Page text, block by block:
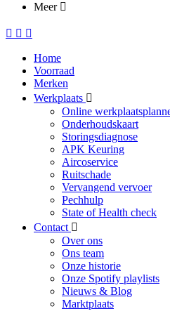
Meer
Home
Voorraad
Merken
Werkplaats
Online
Onderhoudskaart
Storingsdiagnose
APK Keuring
Aircoservice
Ruitschade
Vervangend vervoer
Pechhulp
State of Health check
Contact
Over ons
Ons team
Onze historie
Onze Spotify playlists
Nieuws & Blog
Marktplaats